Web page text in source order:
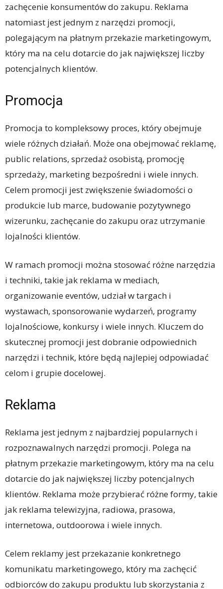
zachęcenie konsumentów do zakupu. Reklama
natomiast jest jednym z narzędzi promocji,
polegającym na płatnym przekazie marketingowym,
który ma na celu dotarcie do jak największej liczby
potencjalnych klientów.
Promocja
Promocja to kompleksowy proces, który obejmuje
wiele różnych działań. Może ona obejmować reklamę,
public relations, sprzedaż osobistą, promocję
sprzedaży, marketing bezpośredni i wiele innych.
Celem promocji jest zwiększenie świadomości o
produkcie lub marce, budowanie pozytywnego
wizerunku, zachęcanie do zakupu oraz utrzymanie
lojalności klientów.
W ramach promocji można stosować różne narzędzia
i techniki, takie jak reklama w mediach,
organizowanie eventów, udział w targach i
wystawach, sponsorowanie wydarzeń, programy
lojalnościowe, konkursy i wiele innych. Kluczem do
skutecznej promocji jest dobranie odpowiednich
narzędzi i technik, które będą najlepiej odpowiadać
celom i grupie docelowej.
Reklama
Reklama jest jednym z najbardziej popularnych i
rozpoznawalnych narzędzi promocji. Polega na
płatnym przekazie marketingowym, który ma na celu
dotarcie do jak największej liczby potencjalnych
klientów. Reklama może przybierać różne formy, takie
jak reklama telewizyjna, radiowa, prasowa,
internetowa, outdoorowa i wiele innych.
Celem reklamy jest przekazanie konkretnego
komunikatu marketingowego, który ma zachęcić
odbiorców do zakupu produktu lub skorzystania z